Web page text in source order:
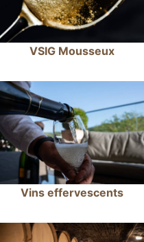
VSIG Mousseux
Vins effervescents